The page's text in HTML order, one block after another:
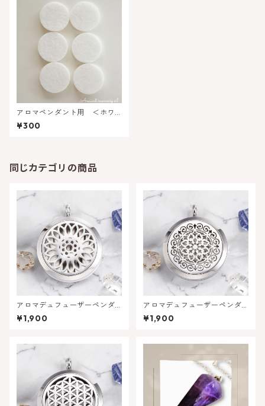
アロマペンダント用 ＜ホワ
イトフェルトパッド 6枚＞
¥300
同じカテゴリの商品
アロマデュフューザーペンダ
ントヘッド - フラワー風デザ
イン | メモリーオイルの香りを
¥1,900
アロマデュフューザーペンダ
ント ヘッド - アラベスク風デ
ザイン | メモリーオイルの香り
¥1,900